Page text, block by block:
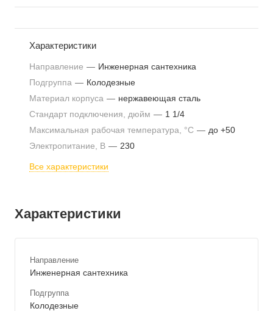
Характеристики
Направление — Инженерная сантехника
Подгруппа — Колодезные
Материал корпуса — нержавеющая сталь
Стандарт подключения, дюйм — 1 1/4
Максимальная рабочая температура, °С — до +50
Электропитание, В — 230
Все характеристики
Характеристики
Направление
Инженерная сантехника
Подгруппа
Колодезные